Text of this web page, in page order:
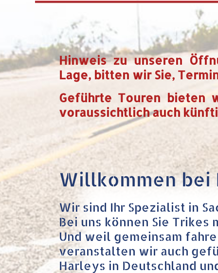
Hinweis zu unseren
Lage, bitten wir Sie,
Geführte Touren bieten
voraussichtlich auch
Willkommen bei
Wir sind Ihr Spezialist in
Bei uns können Sie Trikes
Und weil gemeinsam
veranstalten wir auch
Harleys in Deutschland